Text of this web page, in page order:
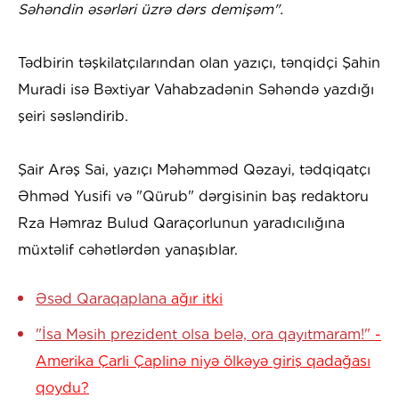
Səhəndin əsərləri üzrə dərs demişəm".
Tədbirin təşkilatçılarından olan yazıçı, tənqidçi Şahin
Muradi isə Bəxtiyar Vahabzadənin Səhəndə yazdığı
şeiri səsləndirib.
Şair Arəş Sai, yazıçı Məhəmməd Qəzayi, tədqiqatçı
Əhməd Yusifi və "Qürub" dərgisinin baş redaktoru
Rza Həmraz Bulud Qaraçorlunun yaradıcılığına
müxtəlif cəhətlərdən yanaşıblar.
Əsəd Qaraqaplana ağır itki
"İsa Məsih prezident olsa belə, ora qayıtmaram!" -
Amerika Çarli Çaplinə niyə ölkəyə giriş qadağası
qoydu?